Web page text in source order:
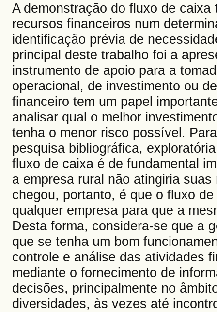
A demonstração do fluxo de
recursos financeiros num
identificação prévia de
principal deste trabalho foi a
instrumento de apoio para a
operacional, de investimento ou
financeiro tem um papel
analisar qual o melhor
tenha o menor risco possível.
pesquisa bibliográfica,
fluxo de caixa é de fundamental
a empresa rural não atingiria
chegou, portanto, é que o fluxo
qualquer empresa para que a
Desta forma, considera-se que a
que se tenha um bom
controle e análise das atividades
mediante o fornecimento de
decisões, principalmente no
diversidades, às vezes até